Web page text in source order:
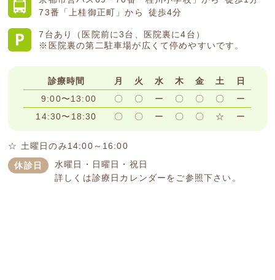
73番「上桂御正町」から 徒歩4分
7台あり（医院前に3台、医院裏に4台）
※医院裏の第二駐車場が広くて停めやすいです。
診療時間 月 火 水 木 金 土
日
9:00〜13:00
〇 〇 ー 〇 〇 〇
ー
14:30〜18:30
〇 〇 ー 〇 〇 ☆ ー
☆ 土曜日のみ14:00～16:00
休診日
水曜日・日曜日・祝日
詳しくは診療日カレンダーをご参照下さい。